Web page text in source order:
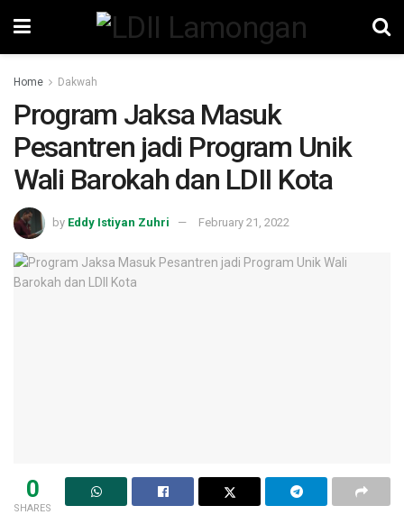
Home Dakwah
Program Jaksa Masuk
Pesantren jadi Program Unik
Wali Barokah dan LDII Kota
by Eddy Istiyan Zuhri February 21, 2022
0
SHARES